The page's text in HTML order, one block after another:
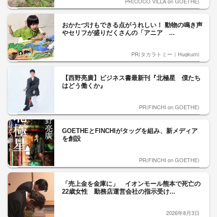
おかたづけもできる点がうれしい！ 動物の鳴き声
やセリフが盛りだくさんの「アニア ...
PR(タカラトミー｜Hugkum)
【西野亮廣】ビジネス書最新刊『北極星 僕たち
はどう働くか』
PR(FINCHI on GOETHE)
GOETHEとFINCHIがタッグを組み、新メディア
を創設
PR(FINCHI on GOETHE)
「売上金を金庫に」 イオンモール熊本で死亡の
22歳女性 勤務店運営会社の指示受け...
2026年8月3日